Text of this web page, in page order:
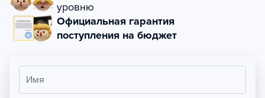
уровню
Официальная гарантия
поступления на бюджет
Имя